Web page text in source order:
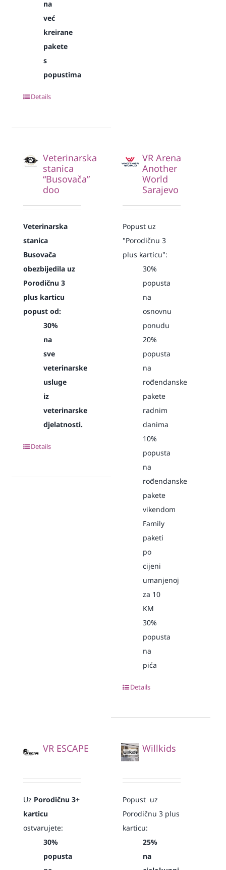
na
već
kreirane
pakete
s
popustima
Details
Veterinarska
stanica
“Busovača”
doo
Veterinarska
stanica
Busovača
obezbijedila uz
Porodičnu 3
plus karticu
popust od:
30%
na
sve
veterinarske
usluge
iz
veterinarske
djelatnosti.
Details
VR Arena
Another
World
Sarajevo
Popust uz
"Porodičnu 3
plus karticu":
30%
popusta
na
osnovnu
ponudu
20%
popusta
na
rođendanske
pakete
radnim
danima
10%
popusta
na
rođendanske
pakete
vikendom
Family
paketi
po
cijeni
umanjenoj
za 10
KM
30%
popusta
na
pića
Details
VR ESCAPE
Uz Porodičnu 3+
karticu
ostvarujete:
30%
popusta
Willkids
Popust uz
Porodičnu 3 plus
karticu:
25%
na